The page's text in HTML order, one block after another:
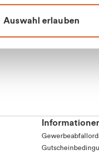
Auswahl erlauben